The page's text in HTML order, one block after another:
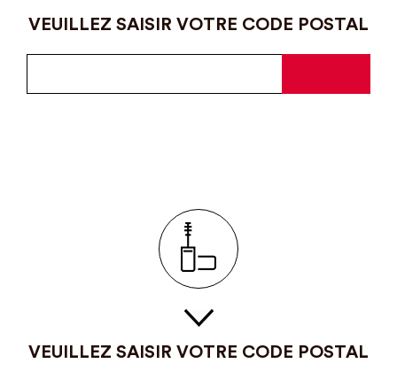
VEUILLEZ SAISIR VOTRE CODE POSTAL
VEUILLEZ SAISIR VOTRE CODE POSTAL